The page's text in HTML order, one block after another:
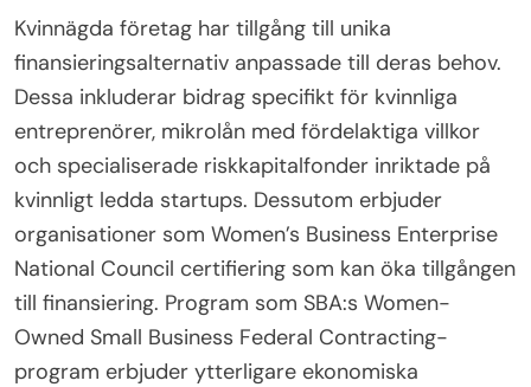
Kvinnägda företag har tillgång till unika
finansieringsalternativ anpassade till deras behov.
Dessa inkluderar bidrag specifikt för kvinnliga
entreprenörer, mikrolån med fördelaktiga villkor
och specialiserade riskkapitalfonder inriktade på
kvinnligt ledda startups. Dessutom erbjuder
organisationer som Women’s Business Enterprise
National Council certifiering som kan öka tillgången
till finansiering. Program som SBA:s Women-
Owned Small Business Federal Contracting-
program erbjuder ytterligare ekonomiska